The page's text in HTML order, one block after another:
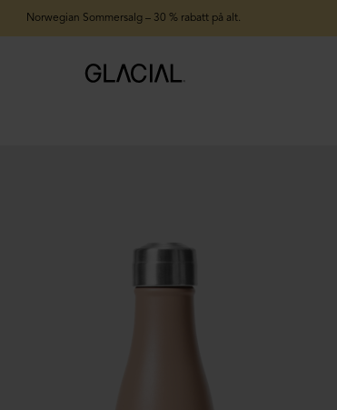
Norwegian Sommersalg – 30 % rabatt på alt.